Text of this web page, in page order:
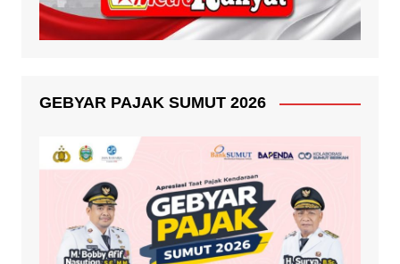
GEBYAR PAJAK SUMUT 2026